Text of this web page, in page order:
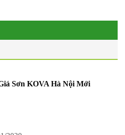
Sơn KOVA Hà Nội Mới